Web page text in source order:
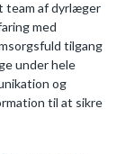
team af dyrlæger
med
tilgang
under hele
og
til at sikre